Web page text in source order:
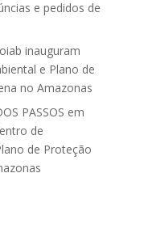
e pedidos de
inauguram
e Plano de
no Amazonas
PASSOS em
de
de Proteção